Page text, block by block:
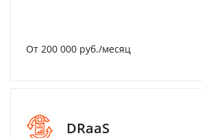
От 200 000 руб./месяц
DRaaS